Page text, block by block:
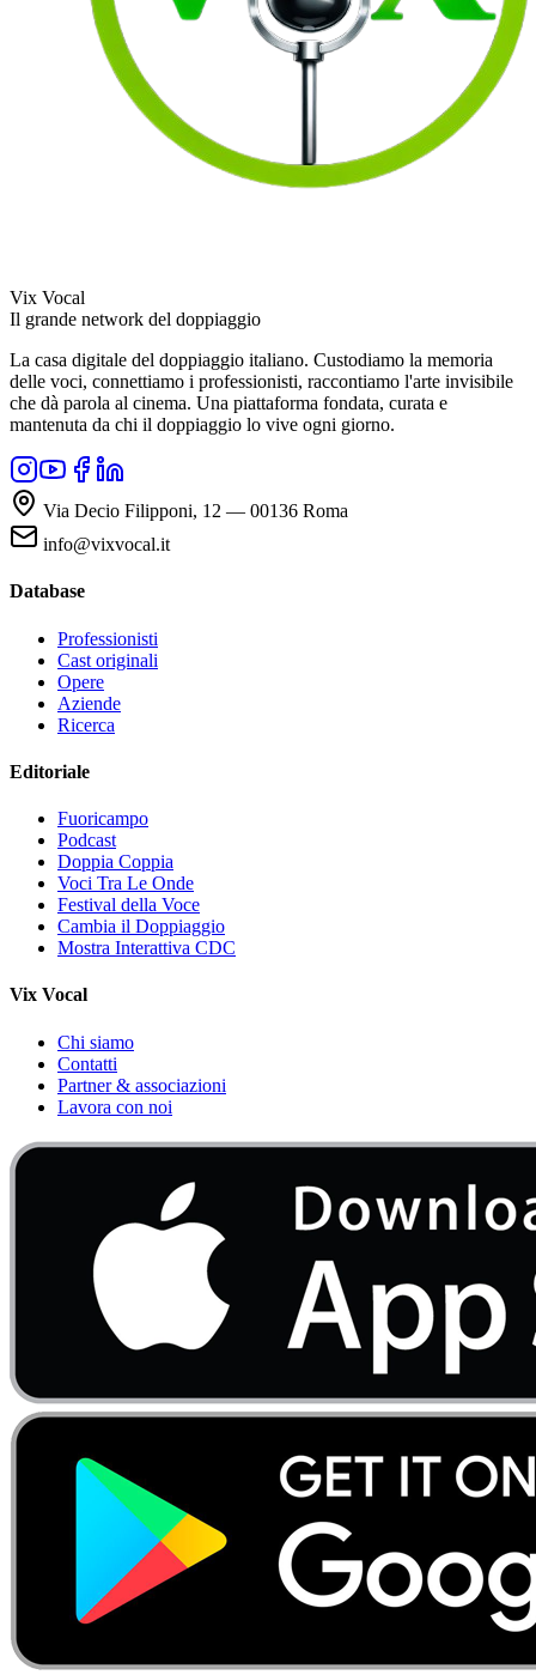
Vix Vocal
Il grande network del doppiaggio
La casa digitale del doppiaggio italiano. Custodiamo la memoria
delle voci, connettiamo i professionisti, raccontiamo l'arte invisibile
che dà parola al cinema. Una piattaforma fondata, curata e
mantenuta da chi il doppiaggio lo vive ogni giorno.
Via Decio Filipponi, 12 — 00136 Roma
info@vixvocal.it
Database
Professionisti
Cast originali
Opere
Aziende
Ricerca
Editoriale
Fuoricampo
Podcast
Doppia Coppia
Voci Tra Le Onde
Festival della Voce
Cambia il Doppiaggio
Mostra Interattiva CDC
Vix Vocal
Chi siamo
Contatti
Partner & associazioni
Lavora con noi